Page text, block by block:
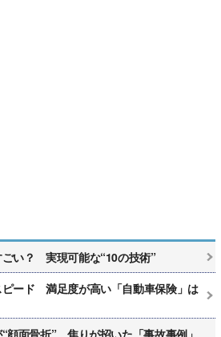
ごい？ 実現可能な“10の技術”
ピード 満足度が高い「自動車保険」は
顔面骨折” 焦りが招いた「事故事例」